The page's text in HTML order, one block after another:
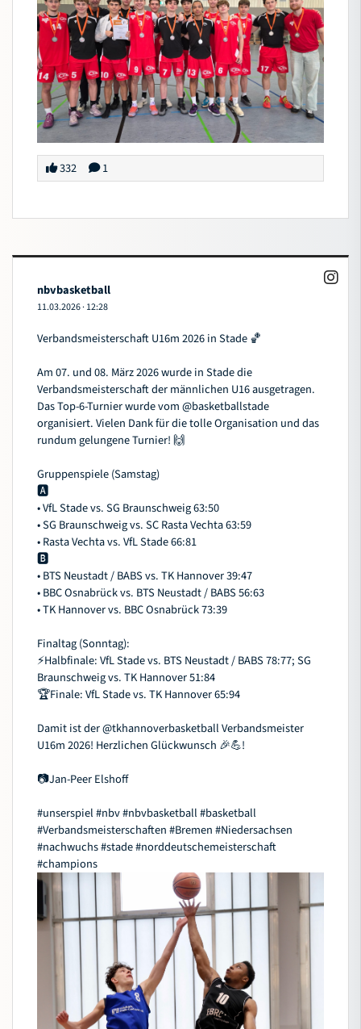
332 1
nbvbasketball
11.03.2026·12:28
Verbandsmeisterschaft U16m 2026 in Stade 🏀
Am 07. und 08. März 2026 wurde in Stade die
Verbandsmeisterschaft der männlichen U16 ausgetragen.
Das Top-6-Turnier wurde vom@basketballstade
organisiert. Vielen Dank für die tolle Organisation und das
rundum gelungene Turnier! 🙌
Gruppenspiele (Samstag)
🅰️
• VfL Stade vs. SG Braunschweig 63:50
• SG Braunschweig vs. SC Rasta Vechta 63:59
• Rasta Vechta vs. VfL Stade 66:81
🅱️
• BTS Neustadt / BABS vs. TK Hannover 39:47
• BBC Osnabrück vs. BTS Neustadt / BABS 56:63
• TK Hannover vs. BBC Osnabrück 73:39
Finaltag (Sonntag):
⚡Halbfinale: VfL Stade vs. BTS Neustadt / BABS 78:77; SG
Braunschweig vs. TK Hannover 51:84
🏆Finale: VfL Stade vs. TK Hannover 65:94
Damit ist der@tkhannoverbasketballVerbandsmeister
U16m 2026! Herzlichen Glückwunsch 🎉💪!
📷Jan-Peer Elshoff
#unserspiel#nbv#nbvbasketball#basketball
#Verbandsmeisterschaften#Bremen#Niedersachsen
#nachwuchs#stade#norddeutschemeisterschaft
#champions